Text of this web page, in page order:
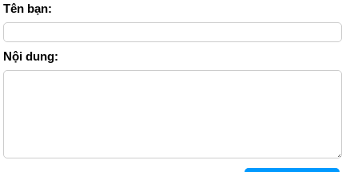
Tên bạn:
Nội dung: